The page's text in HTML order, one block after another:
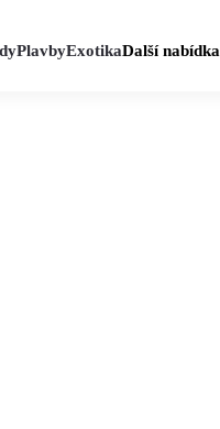
PlavbyExotikaDalší nabídka